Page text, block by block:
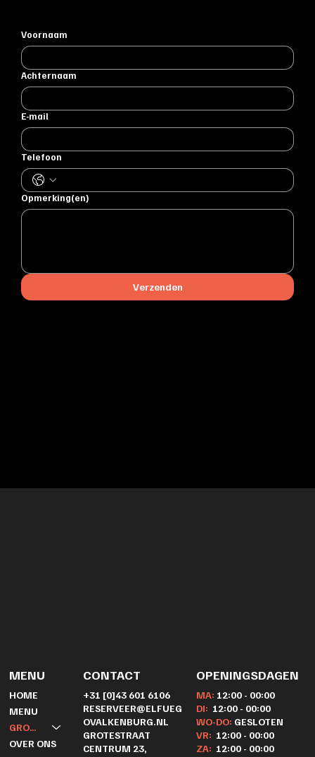
Voornaam
Achternaam
E-mail
Telefoon
Opmerking(en)
Verzenden
MENU
HOME
MENU
GROEPEN
OVER ONS
CONTACT
+31 [0]43 601 6106
RESERVEER@ELFUEG
OVALKENBURG.NL
GROTESTRAAT
CENTRUM 23,
OPENINGSDAGEN
MA: 12:00 - 00:00
DI: 12:00 - 00:00
WO-DO: GESLOTEN
VR: 12:00 - 00:00
ZA: 12:00 - 00:00